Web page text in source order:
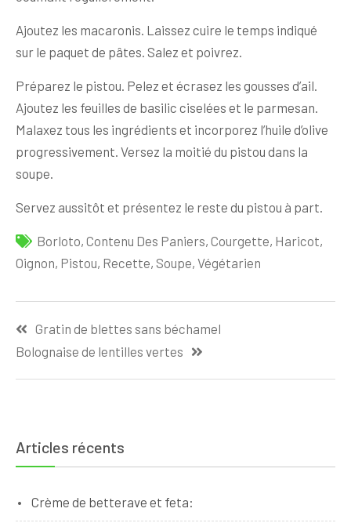
Ajoutez les macaronis. Laissez cuire le temps indiqué
sur le paquet de pâtes. Salez et poivrez.
Préparez le pistou. Pelez et écrasez les gousses d’ail.
Ajoutez les feuilles de basilic ciselées et le parmesan.
Malaxez tous les ingrédients et incorporez l’huile d’olive
progressivement. Versez la moitié du pistou dans la
soupe.
Servez aussitôt et présentez le reste du pistou à part.
Borloto, Contenu Des Paniers, Courgette, Haricot,
Oignon, Pistou, Recette, Soupe, Végétarien
Gratin de blettes sans béchamel
Bolognaise de lentilles vertes
Articles récents
Crème de betterave et feta: